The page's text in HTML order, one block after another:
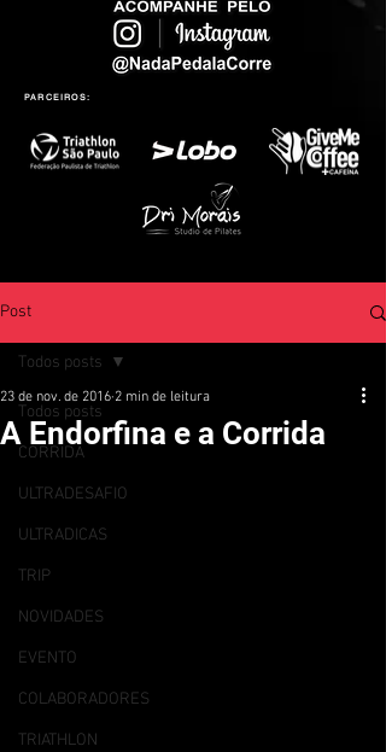
PARCEIROS:
Post
Todos posts
CORRIDA
ULTRADESAFIO
ULTRADICAS
TRIP
NOVIDADES
EVENTO
COLABORADORES
TRIATHLON
Todos posts
A Endorfina e a Corrida
23 de nov. de 2016 2 min de leitura